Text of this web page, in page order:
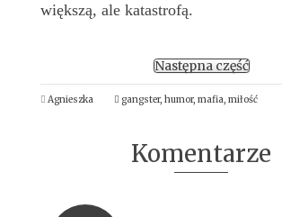
większą, ale katastrofą.
Następna część
Agnieszka gangster, humor, mafia, miłość
Komentarze